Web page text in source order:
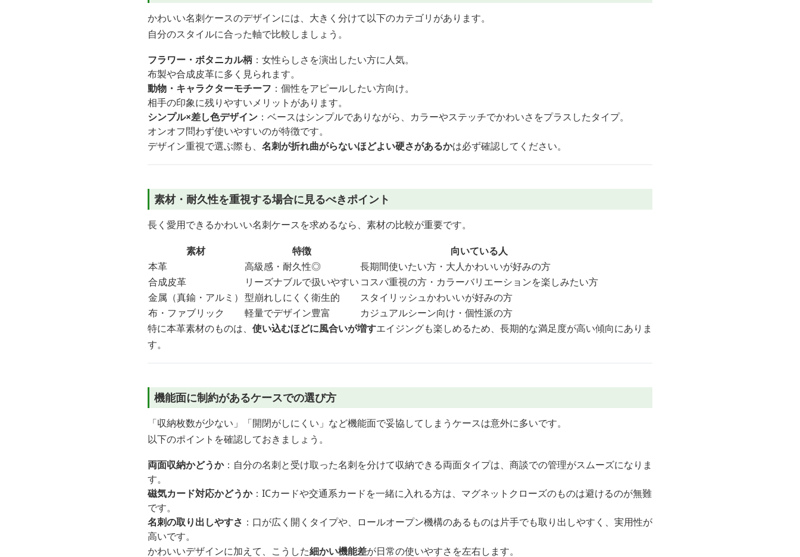
かわいい名刺ケースのデザインには、大きく分けて以下のカテゴリがあります。
自分のスタイルに合った軸で比較しましょう。
フラワー・ボタニカル柄 ：女性らしさを演出したい方に人気。
布製や合成皮革に多く見られます。
動物・キャラクターモチーフ ：個性をアピールしたい方向け。
相手の印象に残りやすいメリットがあります。
シンプル×差し色デザイン ：ベースはシンプルでありながら、カラーやステッチでかわいさをプラスしたタイプ。
オンオフ問わず使いやすいのが特徴です。
デザイン重視で選ぶ際も、 名刺が折れ曲がらないほどよい硬さがあるかは必ず確認してください。
素材・耐久性を重視する場合に見るべきポイント
長く愛用できるかわいい名刺ケースを求めるなら、素材の比較が重要です。
素材
特徴
向いている人
本革
高級感・耐久性◎
長期間使いたい方・大人かわいいが好みの方
合成皮革
リーズナブルで扱いやすい コスパ重視の方・カラーバリエーションを楽しみたい方
金属（真鍮・アルミ） 型崩れしにくく衛生的
スタイリッシュかわいいが好みの方
布・ファブリック
軽量でデザイン豊富
カジュアルシーン向け・個性派の方
特に本革素材のものは、 使い込むほどに風合いが増すエイジングも楽しめるため、長期的な満足度が高い傾向にありま
す。
機能面に制約があるケースでの選び方
「収納枚数が少ない」「開閉がしにくい」など機能面で妥協してしまうケースは意外に多いです。
以下のポイントを確認しておきましょう。
両面収納かどうか：自分の名刺と受け取った名刺を分けて収納できる両面タイプは、商談での管理がスムーズになりま
す。
磁気カード対応かどうか：ICカードや交通系カードを一緒に入れる方は、マグネットクローズのものは避けるのが無難
です。
名刺の取り出しやすさ ：口が広く開くタイプや、ロールオープン機構のあるものは片手でも取り出しやすく、実用性が
高いです。
かわいいデザインに加えて、こうした細かい機能差が日常の使いやすさを左右します。